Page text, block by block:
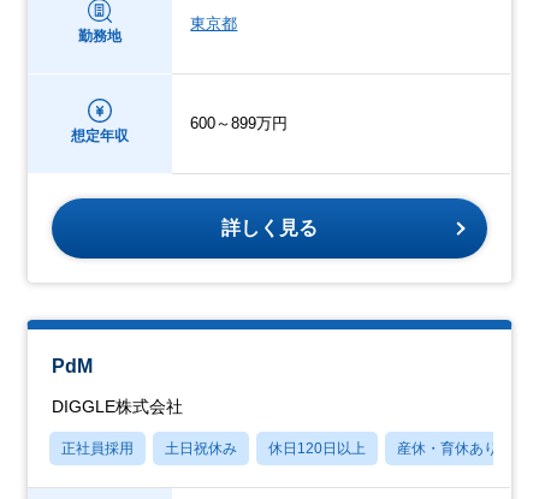
勤務地
東京都
想定年収
600～899万円
詳しく見る
PdM
DIGGLE株式会社
正社員採用 土日祝休み 休日120日以上 産休・育休あり